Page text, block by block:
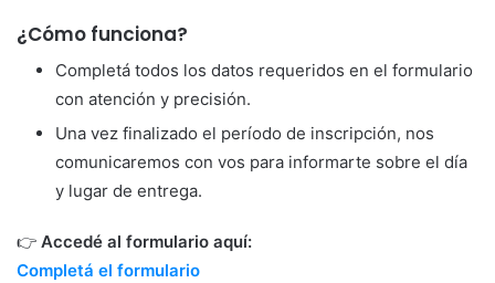
¿Cómo funciona?
Completá todos los datos requeridos en el formulario
con atención y precisión.
Una vez finalizado el período de inscripción, nos
comunicaremos con vos para informarte sobre el día
y lugar de entrega.
👉 Accedé al formulario aquí:
Completá el formulario